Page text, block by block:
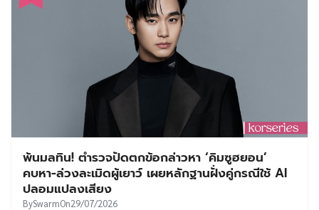
พ้นมลทิน! ตำรวจปัดตกข้อกล่าวหา ‘คิมซูฮยอน’
คบหา-ล่วงละเมิดผู้เยาว์ เผยหลักฐานฝั่งคู่กรณีใช้ AI
ปลอมแปลงเสียง
BySwarmOn29/07/2026